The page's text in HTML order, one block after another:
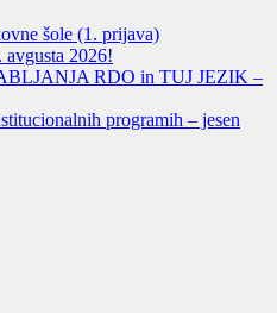
šole (1. prijava)
avgusta 2026!
RDO in TUJ JEZIK –
programih – jesen